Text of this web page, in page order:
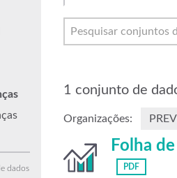
1 conjunto de
Organizações:
Folha
PDF
dados